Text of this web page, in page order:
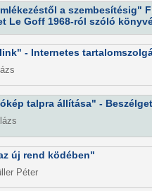
a szembesítésig"
Le Goff 1968-ról szóló
- Internetes
talpra állítása" -
új rend ködében"
Péter